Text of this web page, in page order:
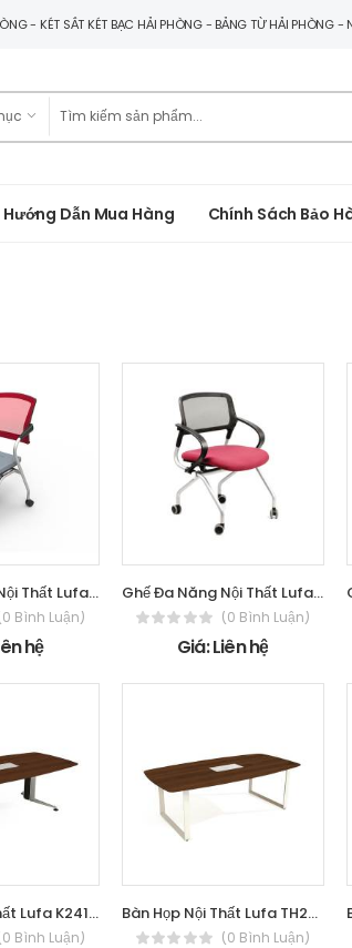
- KÉT SẮT KÉT BẠC HẢI PHÒNG - BẢNG TỪ HẢI PHÒNG -
Hướng Dẫn Mua Hàng Chính Sách Bảo
Ghế Đa Năng Nội Thất Lufa GQ028
Bình Luận)
hệ
Ghế Đa Năng Nội Thất Lufa P-20MMA
(0 Bình Luận)
Giá: Liên hệ
Bàn Họp Nội Thất Lufa K2412M-V
Bình Luận)
Bàn Họp Nội Thất Lufa TH2412M-H
(0 Bình Luận)